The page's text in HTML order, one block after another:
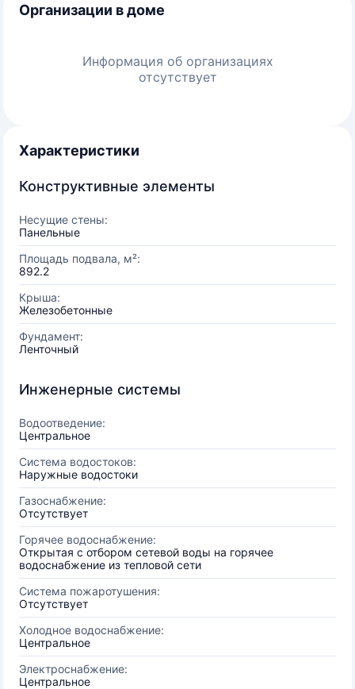
Организации в доме
Информация об организациях
отсутствует
Характеристики
Конструктивные элементы
Несущие стены:
Панельные
Площадь подвала, м²:
892.2
Крыша:
Железобетонные
Фундамент:
Ленточный
Инженерные системы
Водоотведение:
Центральное
Система водостоков:
Наружные водостоки
Газоснабжение:
Отсутствует
Горячее водоснабжение:
Открытая с отбором сетевой воды на горячее
водоснабжение из тепловой сети
Система пожаротушения:
Отсутствует
Холодное водоснабжение:
Центральное
Электроснабжение:
Центральное